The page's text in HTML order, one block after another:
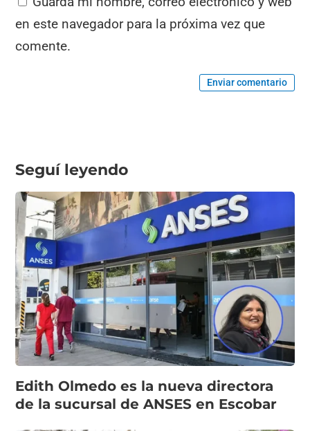
en este navegador para la próxima vez que
comente.
Enviar comentario
Seguí leyendo
Edith Olmedo es la nueva directora
de la sucursal de ANSES en Escobar